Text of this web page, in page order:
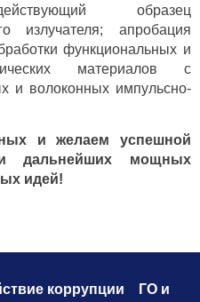
образец
излучателя; апробация
функциональных и
материалов с
и волоконных импульсно-
и желаем успешной
дальнейших мощных
идей!
коррупции
ГО и